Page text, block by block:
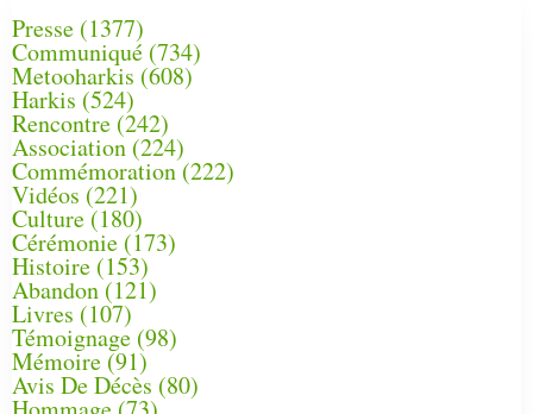
Presse (1377)
Communiqué (734)
Metooharkis (608)
Harkis (524)
Rencontre (242)
Association (224)
Commémoration(222)
Vidéos (221)
Culture(180)
Cérémonie (173)
Histoire (153)
Abandon(121)
Livres (107)
Témoignage (98)
Mémoire (91)
Avis De Décès (80)